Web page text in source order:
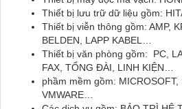
Thiết bị lưu trữ dữ liệu gồm:
Thiết bị viễn thông gồm: AMP,
BELDEN, LAPP KABEL…
Thiết bị văn phòng gồm: PC,
FAX, TỔNG ĐÀI, LINH KIỆN…
phầm mềm gồm: MICROSOFT,
VMWARE…